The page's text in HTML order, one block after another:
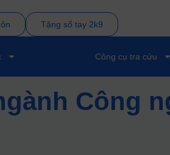
Tặng sổ tay 2k9
Công cụ tra cứu
Công